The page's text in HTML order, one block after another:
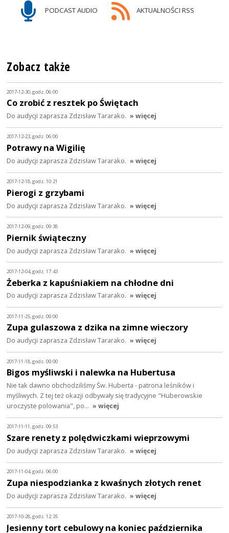
PODCAST AUDIO AKTUALNOŚCI RSS
Zobacz także
2017-12-30, godz. 06:00
Co zrobić z resztek po Świętach
Do audycji zaprasza Zdzisław Tararako. » więcej
2017-12-23, godz. 06:00
Potrawy na Wigilię
Do audycji zaprasza Zdzisław Tararako. » więcej
2017-12-18, godz. 10:21
Pierogi z grzybami
Do audycji zaprasza Zdzisław Tararako. » więcej
2017-12-09, godz. 09:38
Piernik świąteczny
Do audycji zaprasza Zdzisław Tararako. » więcej
2017-12-04, godz. 17:43
Żeberka z kapuśniakiem na chłodne dni
Do audycji zaprasza Zdzisław Tararako. » więcej
2017-11-25, godz. 09:00
Zupa gulaszowa z dzika na zimne wieczory
Do audycji zaprasza Zdzisław Tararako. » więcej
2017-11-18, godz. 09:00
Bigos myśliwski i nalewka na Hubertusa
Nie tak dawno obchodziliśmy Św. Huberta - patrona leśników i
myśliwych. Z tej też okazji odbywały się tradycyjne "Huberowskie
uroczyste polowania", po… » więcej
2017-11-11, godz. 09:53
Szare renety z polędwiczkami wieprzowymi
Do audycji zaprasza Zdzisław Tararako. » więcej
2017-11-04, godz. 06:00
Zupa niespodzianka z kwaśnych złotych renet
Do audycji zaprasza Zdzisław Tararako. » więcej
2017-10-28, godz. 12:35
Jesienny tort cebulowy na koniec października